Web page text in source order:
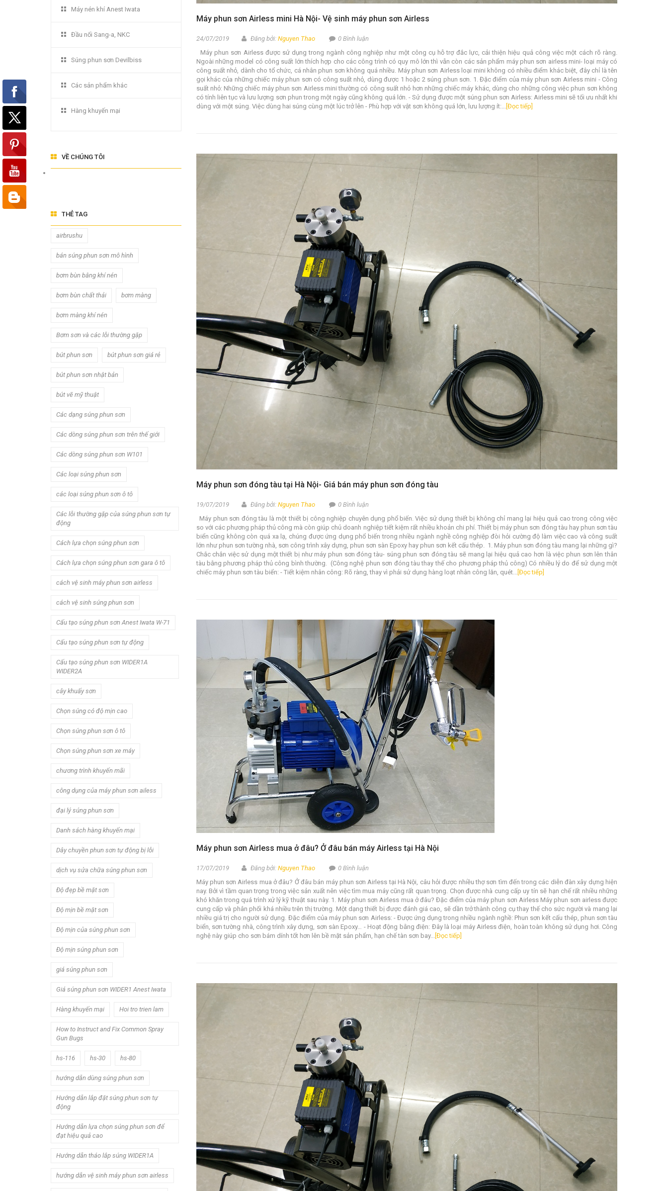
Máy phun sơn Airless mini Hà Nội- Vệ sinh máy phun sơn Airless
24/07/2019 Đăng bởi: Nguyen Thao
0 Bình luận
Máy phun sơn Airless được sử dụng trong ngành công nghiệp như một công cụ hỗ trợ đắc lực, cải thiện hiệu quả công việc một cách rõ ràng.
Ngoài những model có công suất lớn thích hợp cho các công trình có quy mô lớn thì vẫn còn các sản phẩm máy phun sơn airless mini- loại máy có
công suất nhỏ, dành cho tổ chức, cá nhân phun sơn không quá nhiều. Máy phun sơn Airless loại mini không có nhiều điểm khác biệt, đây chỉ là tên
gọi khác của những chiếc máy phun sơn có công suất nhỏ, dùng được 1 hoặc 2 súng phun sơn. 1. Đặc điểm của máy phun sơn Airless mini - Công
suất nhỏ: Những chiếc máy phun sơn Airless mini thường có công suất nhỏ hơn những chiếc máy khác, dùng cho những công việc phun sơn không
có tính liên tục và lưu lượng sơn phun trong một ngày cũng không quá lớn. - Sử dụng được một súng phun sơn Airless: Airless mini sẽ tối ưu nhất khi
dùng với một súng. Việc dùng hai súng cùng một lúc trở lên - Phù hợp với vật sơn không quá lớn, lưu lượng ít:...
[Đọc tiếp]
Máy phun sơn đóng tàu tại Hà Nội- Giá bán máy phun sơn đóng tàu
19/07/2019 Đăng bởi: Nguyen Thao
0 Bình luận
Máy phun sơn đóng tàu là một thiết bị công nghiệp chuyên dụng phổ biến. Việc sử dụng thiết bị không chỉ mang lại hiệu quả cao trong công việc
so với các phương pháp thủ công mà còn giúp chủ doanh nghiệp tiết kiệm rất nhiều khoản chi phí. Thiết bị máy phun sơn đóng tàu hay phun sơn tàu
biển cũng không còn quá xa lạ, chúng được ứng dụng phổ biến trong nhiều ngành nghề công nghiệp đòi hỏi cường độ làm việc cao và công suất
lớn như phun sơn tường nhà, sơn công trình xây dựng, phun sơn sàn Epoxy hay phun sơn kết cấu thép. 1. Máy phun sơn đóng tàu mang lại những gì?
Chắc chắn việc sử dụng một thiết bị như máy phun sơn đóng tàu- súng phun sơn đóng tàu sẽ mang lại hiệu quả cao hơn là việc phun sơn lên thân
tàu bằng phương pháp thủ công bình thường. (Công nghệ phun sơn đóng tàu thay thế cho phương pháp thủ công) Có nhiều lý do để sử dụng một
chiếc máy phun sơn tàu biển: - Tiết kiệm nhân công: Rõ ràng, thay vì phải sử dụng hàng loạt nhân công lăn, quét...[Đọc tiếp]
Máy phun sơn Airless mua ở đâu? Ở đâu bán máy Airless tại Hà Nội
17/07/2019 Đăng bởi: Nguyen Thao
0 Bình luận
Máy phun sơn Airless mua ở đâu? Ở đâu bán máy phun sơn Airless tại Hà Nội, câu hỏi được nhiều thợ sơn tìm đến trong các diễn đàn xây dựng hiện
nay. Bởi vì tầm quan trọng trong việc sản xuất nên việc tìm mua máy cũng rất quan trọng. Chọn được nhà cung cấp uy tín sẽ hạn chế rất nhiều những
khó khăn trong quá trình xử lý kỹ thuật sau này. 1. Máy phun sơn Airless mua ở đâu? Đặc điểm của máy phun sơn Airless Máy phun sơn airless được
cung cấp và phân phối khá nhiều trên thị trường. Một dạng thiết bị được đánh giá cao, sẽ dần trở thành công cụ thay thế cho sức người và mang lại
nhiều giá trị cho người sử dụng. Đặc điểm của máy phun sơn Airless: - Được ứng dụng trong nhiều ngành nghề: Phun sơn kết cấu thép, phun sơn tàu
biển, sơn tường nhà, công trình xây dựng, sơn sàn Epoxy… - Hoạt động bằng điện: Đây là loại máy Airless điện, hoàn toàn không sử dụng hơi. Công
nghệ này giúp cho sơn bám dính tốt hơn lên bề mặt sản phẩm, hạn chế tàn sơn bay...[Đọc tiếp]
Máy nén khí Anest Iwata
Đầu nối Sang-a, NKC
Súng phun sơn Devilbiss
Các sản phẩm khác
Hàng khuyến mại
VỀ CHÚNG TÔI
THẺ TAG
airbrushu
bán súng phun sơn mô hình
bơm bùn bằng khí nén
bơm bùn chất thải bơm màng
bơm màng khí nén
Bơm sơn và các lỗi thường gặp
bút phun sơn bút phun sơn giá rẻ
bút phun sơn nhật bản
bút vẽ mỹ thuật
Các dạng súng phun sơn
Các dòng súng phun sơn trên thế giới
Các dòng súng phun sơn W101
Các loại súng phun sơn
các loại súng phun sơn ô tô
Các lỗi thường gặp của súng phun sơn tự
động
Cách lựa chọn súng phun sơn
Cách lựa chọn súng phun sơn gara ô tô
cách vệ sinh máy phun sơn airless
cách vệ sinh súng phun sơn
Cấu tạo súng phun sơn Anest Iwata W-71
Cấu tạo súng phun sơn tự động
Cấu tạo súng phun sơn WIDER1A
WIDER2A
cây khuấy sơn
Chọn súng có độ mịn cao
Chọn súng phun sơn ô tô
Chọn súng phun sơn xe máy
chương trình khuyến mãi
công dụng của máy phun sơn ailess
đại lý súng phun sơn
Danh sách hàng khuyến mại
Dây chuyền phun sơn tự động bị lỗi
dịch vụ sửa chữa súng phun sơn
Độ đẹp bề mặt sơn
Độ mịn bề mặt sơn
Độ mịn của súng phun sơn
Độ mịn súng phun sơn
giá súng phun sơn
Giá súng phun sơn WIDER1 Anest Iwata
Hàng khuyến mại Hoi tro trien lam
How to Instruct and Fix Common Spray
Gun Bugs
hs-116 hs-30 hs-80
hướng dẫn dùng súng phun sơn
Hướng dẫn lắp đặt súng phun sơn tự
động
Hướng dẫn lựa chọn súng phun sơn để
đạt hiệu quả cao
Hướng dẫn tháo lắp súng WIDER1A
hướng dẫn vệ sinh máy phun sơn airless